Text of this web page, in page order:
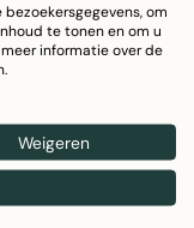
om
te tonen en om u
informatie over de
Weigeren